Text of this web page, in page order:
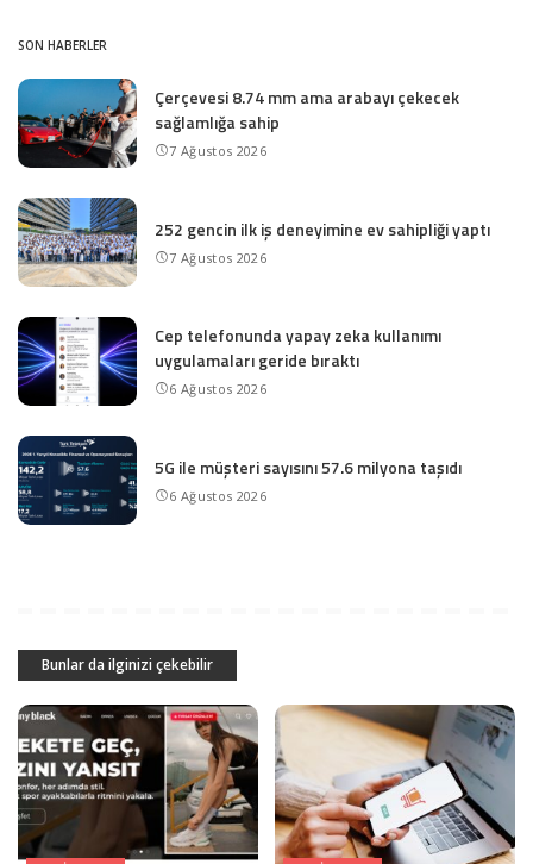
SON HABERLER
Çerçevesi 8.74 mm ama arabayı çekecek
sağlamlığa sahip
7 Ağustos 2026
252 gencin ilk iş deneyimine ev sahipliği yaptı
7 Ağustos 2026
Cep telefonunda yapay zeka kullanımı
uygulamaları geride bıraktı
6 Ağustos 2026
5G ile müşteri sayısını 57.6 milyona taşıdı
6 Ağustos 2026
Bunlar da ilginizi çekebilir